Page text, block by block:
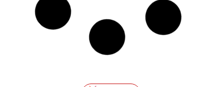
लाठीचार्ज, कई के सिर फूटे
Kriyansh May 8, 2026